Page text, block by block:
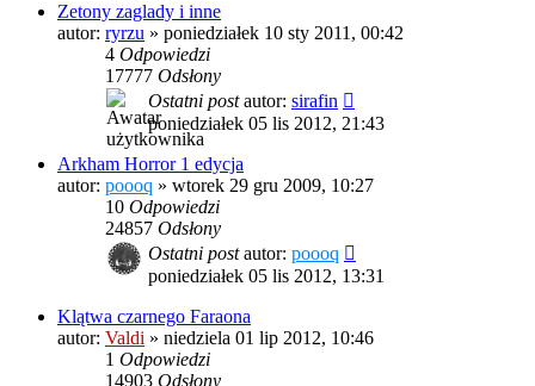
Zetony zaglady i inne
autor: ryrzu » poniedziałek 10 sty 2011, 00:42
4 Odpowiedzi
17777 Odsłony
Ostatni postautor: sirafin
poniedziałek 05 lis 2012, 21:43
Arkham Horror 1 edycja
autor: poooq » wtorek 29 gru 2009, 10:27
10 Odpowiedzi
24857 Odsłony
Ostatni postautor: poooq
poniedziałek 05 lis 2012, 13:31
Klątwa czarnego Faraona
autor: Valdi » niedziela 01 lip 2012, 10:46
1 Odpowiedzi
14903 Odsłony